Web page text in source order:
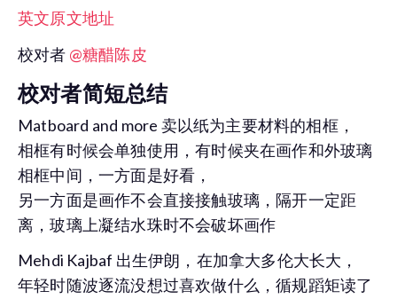
英文原文地址
校对者 @糖醋陈皮
校对者简短总结
Matboard and more 卖以纸为主要材料的相框，
相框有时候会单独使用，有时候夹在画作和外玻璃
相框中间，一方面是好看，
另一方面是画作不会直接接触玻璃，隔开一定距
离，玻璃上凝结水珠时不会破坏画作
Mehdi Kajbaf 出生伊朗，在加拿大多伦大长大，
年轻时随波逐流没想过喜欢做什么，循规蹈矩读了